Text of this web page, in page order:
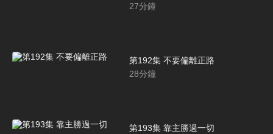
27分鐘
第192集 不要偏離正路
28分鐘
第193集 靠主勝過一切